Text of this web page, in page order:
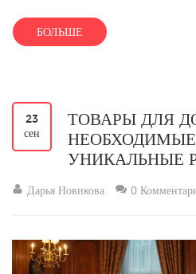
как эти товары могут улучшить ваш
БОЛЬШЕ
23
сен
ТОВАРЫ ДЛЯ
УНИКАЛЬНЫЕ
Дарья Новикова 0